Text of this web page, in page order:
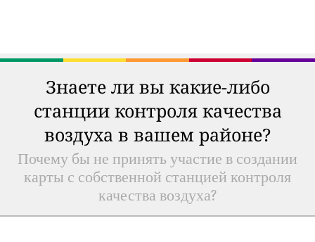
Знаете ли вы какие-либо
станции контроля качества
воздуха в вашем районе?
Почему бы не принять участие в создании
карты с собственной станцией контроля
качества воздуха?